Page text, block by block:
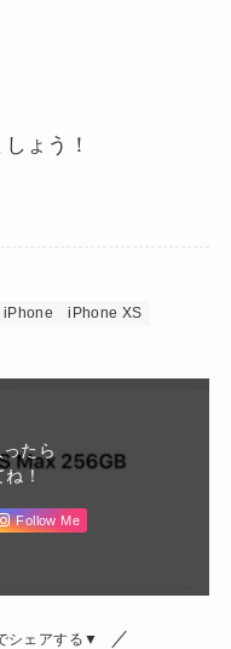
ょう！
iPhone
iPhone XS
たら
！
Follow Me
シェアする▼